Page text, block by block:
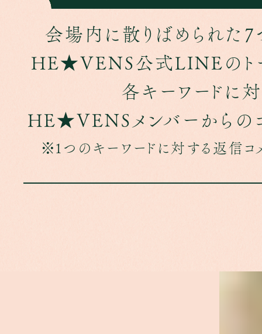
会場内に散りばめられた7
HE★VENS公式LINEのト
各キーワードに
HE★VENSメンバーからのコ
1つのキーワードに対する返信コ